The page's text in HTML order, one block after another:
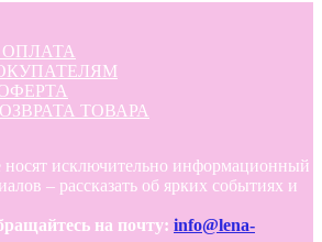
ТОВАРА
носят исключительно информационный
– рассказать об ярких событиях и
на почту: info@lena-